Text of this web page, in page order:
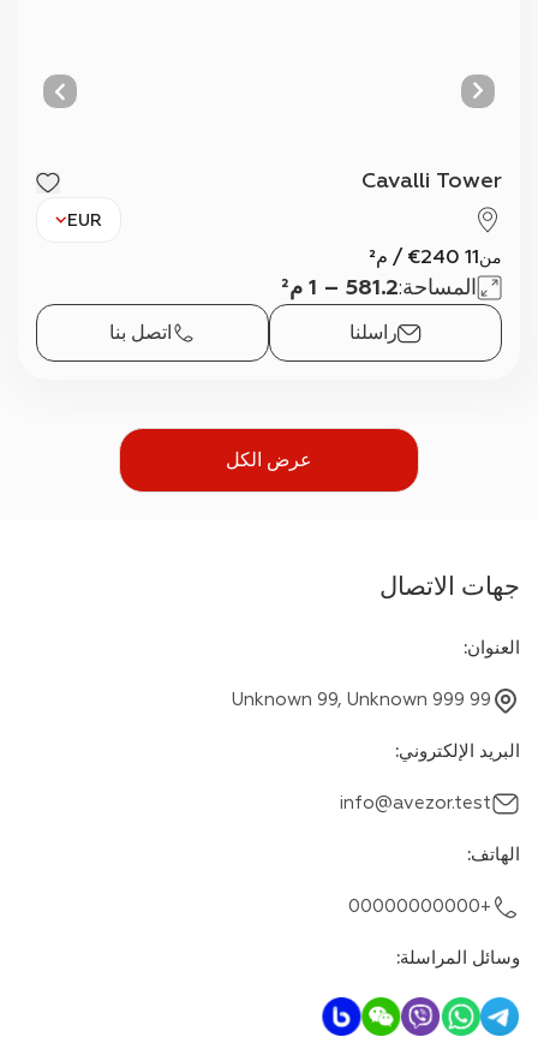
Cavalli Tower
EUR
من11 240
€
/ م²
المساحة:581.2 – 1 م²
راسلنا اتصل بنا
عرض الكل
جهات الاتصال
العنوان:
Unknown 99, Unknown 999 99
البريد الإلكتروني:
info@avezor.test
الهاتف:
+00000000000
وسائل المراسلة: